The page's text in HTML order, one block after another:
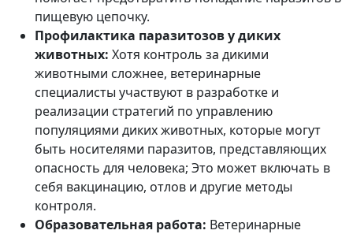
пищевую цепочку.
Профилактика паразитозов у диких
животных: Хотя контроль за дикими
животными сложнее, ветеринарные
специалисты участвуют в разработке и
реализации стратегий по управлению
популяциями диких животных, которые могут
быть носителями паразитов, представляющих
опасность для человека; Это может включать в
себя вакцинацию, отлов и другие методы
контроля.
Образовательная работа: Ветеринарные